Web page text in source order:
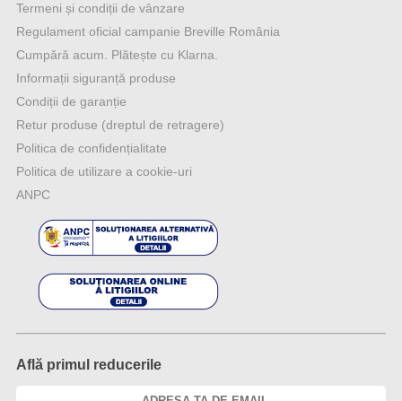
Termeni și condiții de vânzare
Regulament oficial campanie Breville România
Cumpără acum. Plătește cu Klarna.
Informații siguranță produse
Condiții de garanție
Retur produse (dreptul de retragere)
Politica de confidențialitate
Politica de utilizare a cookie-uri
ANPC
Află primul reducerile